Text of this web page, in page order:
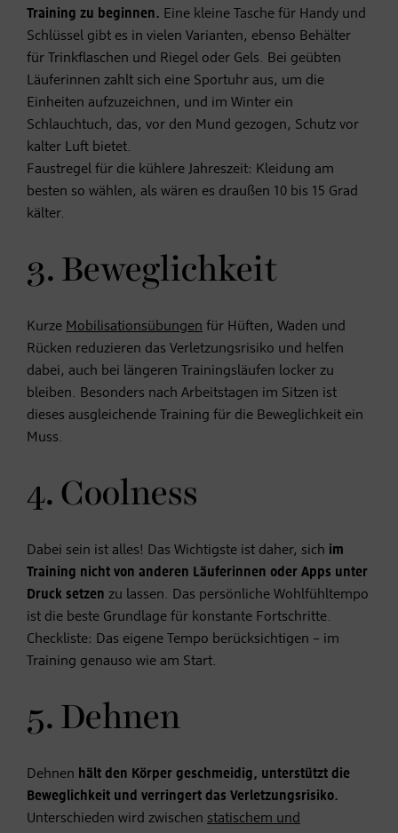
Training zu beginnen. Eine kleine Tasche für Handy und
Schlüssel gibt es in vielen Varianten, ebenso Behälter
für Trinkflaschen und Riegel oder Gels. Bei geübten
Läuferinnen zahlt sich eine Sportuhr aus, um die
Einheiten aufzuzeichnen, und im Winter ein
Schlauchtuch, das, vor den Mund gezogen, Schutz vor
kalter Luft bietet.
Faustregel für die kühlere Jahreszeit: Kleidung am
besten so wählen, als wären es draußen 10 bis 15 Grad
kälter.
3. Beweglichkeit
Kurze Mobilisationsübungen für Hüften, Waden und
Rücken reduzieren das Verletzungsrisiko und helfen
dabei, auch bei längeren Trainingsläufen locker zu
bleiben. Besonders nach Arbeitstagen im Sitzen ist
dieses ausgleichende Training für die Beweglichkeit ein
Muss.
4. Coolness
Dabei sein ist alles! Das Wichtigste ist daher, sich im
Training nicht von anderen Läuferinnen oder Apps unter
Druck setzen zu lassen. Das persönliche Wohlfühltempo
ist die beste Grundlage für konstante Fortschritte.
Checkliste: Das eigene Tempo berücksichtigen – im
Training genauso wie am Start.
5. Dehnen
Dehnen hält den Körper geschmeidig, unterstützt die
Beweglichkeit und verringert das Verletzungsrisiko.
Unterschieden wird zwischen statischem und